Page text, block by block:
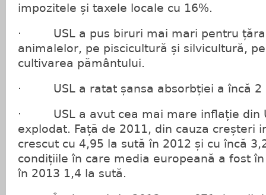
impozitele și taxele locale cu 16%.
· USL a pus biruri mai mari pentru
animalelor, pe piscicultură și silvicultură,
cultivarea pământului.
· USL a ratat șansa absorbției a încă 2
· USL a avut cea mai mare inflație din
explodat. Față de 2011, din cauza creșteri
crescut cu 4,95 la sută în 2012 și cu încă
condițiile în care media europeană a fost
în 2013 1,4 la sută.